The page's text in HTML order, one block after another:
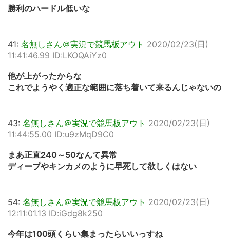
勝利のハードル低いな
41: 名無しさん＠実況で競馬板アウト 2020/02/23(日)
11:41:46.99 ID:LKOQAiYz0
他が上がったからな
これでようやく適正な範囲に落ち着いて来るんじゃないの
43: 名無しさん＠実況で競馬板アウト 2020/02/23(日)
11:44:55.00 ID:u9zMqD9C0
まあ正直240～50なんて異常
ディープやキンカメのように早死して欲しくはない
54: 名無しさん＠実況で競馬板アウト 2020/02/23(日)
12:11:01.13 ID:iGdg8k250
今年は100頭くらい集まったらいいっすね